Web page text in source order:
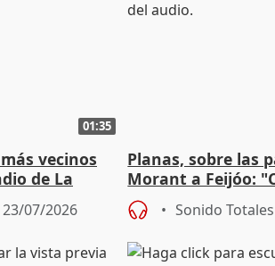
01:35
vecinos
de La
23/07/2026
Planas, sobre las
Morant a Feijóo:
expresa con
fortuna"Sonido Totales